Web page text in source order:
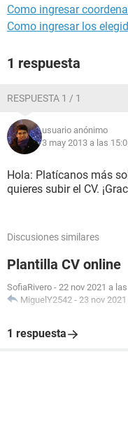
Como ingresar
Como ingresar los
1 respuesta
RESPUESTA 1 / 1
usuario anónimo
3 may 2013 a las
Hola: Platícanos más
quieres subir el CV.
Discusiones similares
Plantilla CV online
SofiaRivero - 22 nov 2021 a las
MiguelY2542 - 23 nov
1 respuesta